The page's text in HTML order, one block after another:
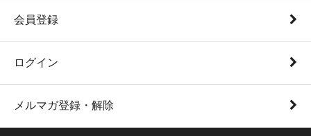
会員登録
ログイン
メルマガ登録・解除